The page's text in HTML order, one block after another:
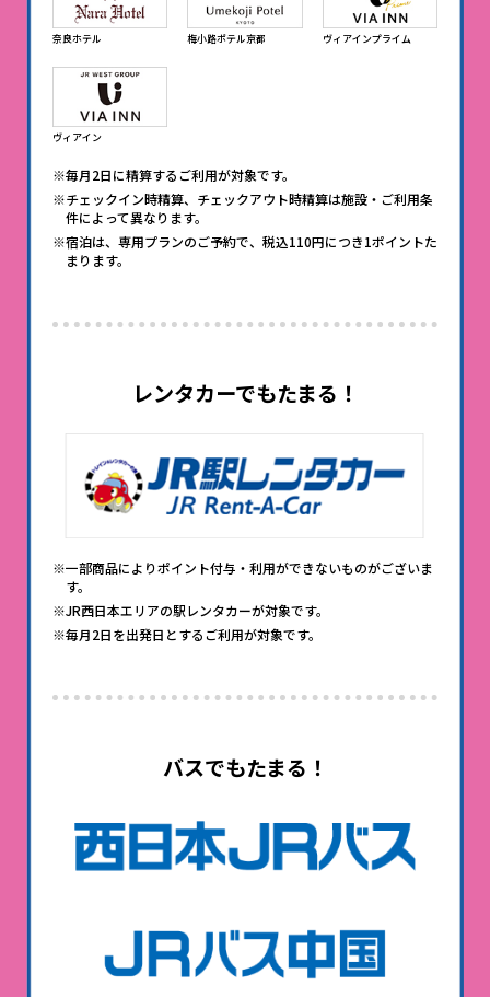
奈良ホテル 梅小路ポテル京都 ヴィアインプライム
ヴィアイン
※毎月2日に精算するご利用が対象です。
※チェックイン時精算、チェックアウト時精算は施設・ご利用条
件によって異なります。
※宿泊は、専用プランのご予約で、税込110円につき1ポイントた
まります。
レンタカーでもたまる！
※一部商品によりポイント付与・利用ができないものがございま
す。
※JR西日本エリアの駅レンタカーが対象です。
※毎月2日を出発日とするご利用が対象です。
バスでもたまる！